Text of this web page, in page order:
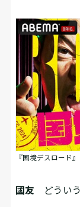
『国境デスロード
國友 どうい